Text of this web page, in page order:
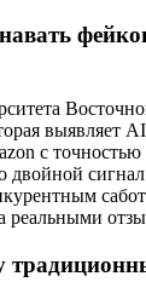
выявляет
с
двойной